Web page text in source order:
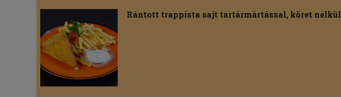
Rántott trappista sajt tartármártással, köret nélkül